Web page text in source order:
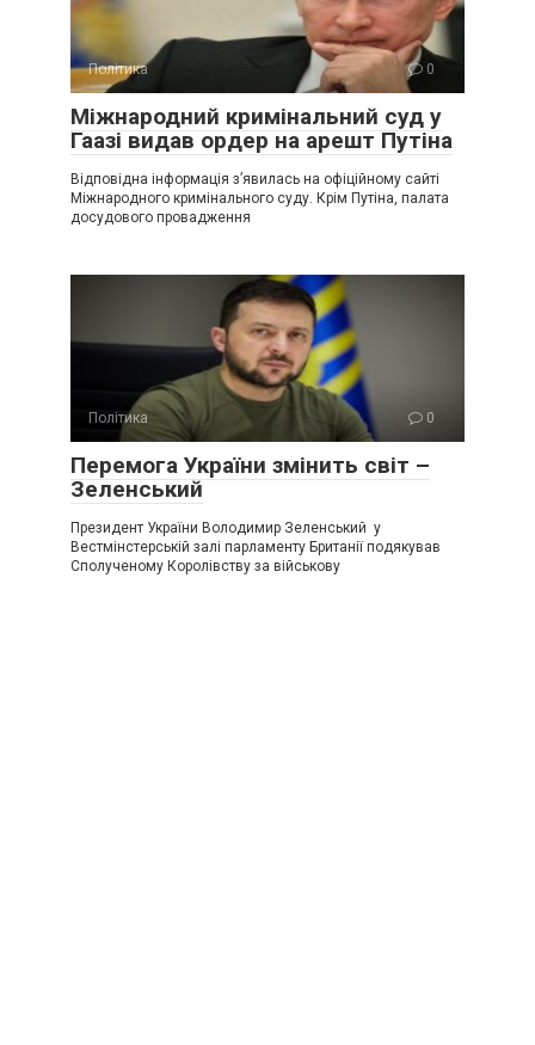
Політика 0
Міжнародний кримінальний суд у
Гаазі видав ордер на арешт Путіна
Відповідна інформація з’явилась на офіційному сайті
Міжнародного кримінального суду. Крім Путіна, палата
досудового провадження
Політика 0
Перемога України змінить світ –
Зеленський
Президент України Володимир Зеленський у
Вестмінстерській залі парламенту Британії подякував
Сполученому Королівству за військову